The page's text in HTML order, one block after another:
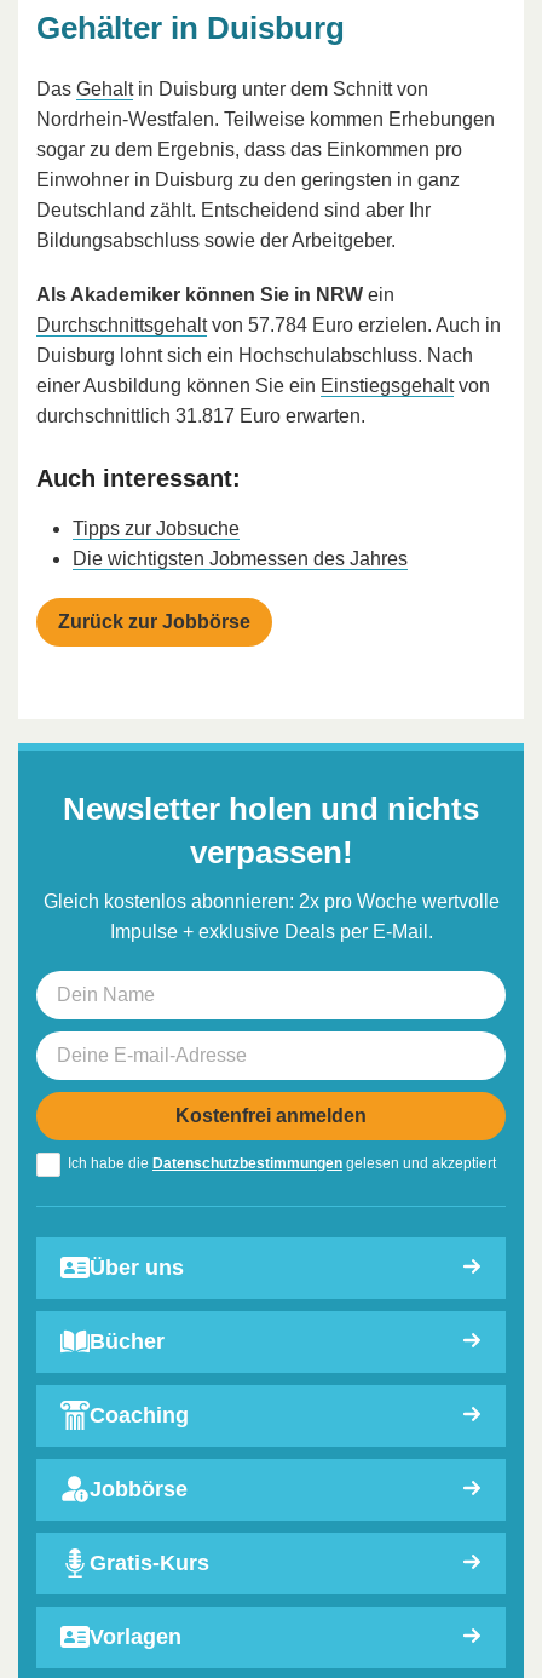
Gehälter in Duisburg
Das Gehaltin Duisburg unter dem Schnitt von
Nordrhein-Westfalen. Teilweise kommen Erhebungen
sogar zu dem Ergebnis, dass das Einkommen pro
Einwohner in Duisburg zu den geringsten in ganz
Deutschland zählt. Entscheidend sind aber Ihr
Bildungsabschluss sowie der Arbeitgeber.
Als Akademiker können Sie in NRW ein
Durchschnittsgehaltvon 57.784 Euro erzielen. Auch in
Duisburg lohnt sich ein Hochschulabschluss. Nach
einer Ausbildung können Sie ein Einstiegsgehaltvon
durchschnittlich 31.817 Euro erwarten.
Auch interessant:
Tipps zur Jobsuche
Die wichtigsten Jobmessen des Jahres
Zurück zur Jobbörse
Newsletter holen und nichts
verpassen!
Gleich kostenlos abonnieren: 2x pro Woche wertvolle
Impulse + exklusive Deals per E-Mail.
Ich habe die Datenschutzbestimmungen gelesen und akzeptiert
Über uns
Bücher
Coaching
Jobbörse
Gratis-Kurs
Vorlagen